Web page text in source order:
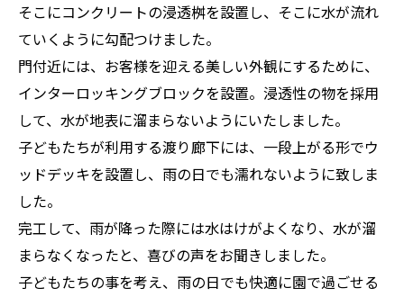
そこにコンクリートの浸透桝を設置し、そこに水が流れ
ていくように勾配つけました。
門付近には、お客様を迎える美しい外観にするために、
インターロッキングブロックを設置。浸透性の物を採用
して、水が地表に溜まらないようにいたしました。
子どもたちが利用する渡り廊下には、一段上がる形でウ
ッドデッキを設置し、雨の日でも濡れないように致しま
した。
完工して、雨が降った際には水はけがよくなり、水が溜
まらなくなったと、喜びの声をお聞きしました。
子どもたちの事を考え、雨の日でも快適に園で過ごせる